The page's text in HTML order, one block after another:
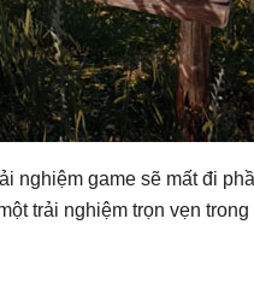
nghiệm game sẽ mất đi
trải nghiệm trọn vẹn trong